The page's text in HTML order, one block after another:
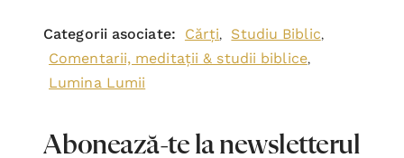
Categorii asociate: Cărți, Studiu Biblic,
Comentarii, meditații & studii biblice,
Lumina Lumii
Abonează-te la newsletterul